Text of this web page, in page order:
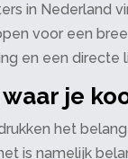
in Nederland
voor een
en een directe
je
het
is namelijk